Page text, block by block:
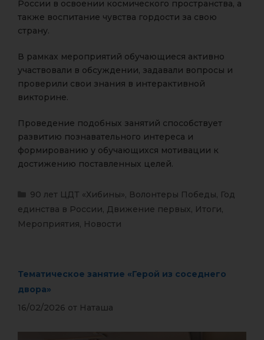
России в освоении космического пространства, а
также воспитание чувства гордости за свою
страну.
В рамках мероприятий обучающиеся активно
участвовали в обсуждении, задавали вопросы и
проверили свои знания в интерактивной
викторине.
Проведение подобных занятий способствует
развитию познавательного интереса и
формированию у обучающихся мотивации к
достижению поставленных целей.
90 лет ЦДТ «Хибины», Волонтеры Победы, Год
единства в России, Движение первых, Итоги,
Мероприятия, Новости
Тематическое занятие «Герой из соседнего
двора»
16/02/2026 от Наташа